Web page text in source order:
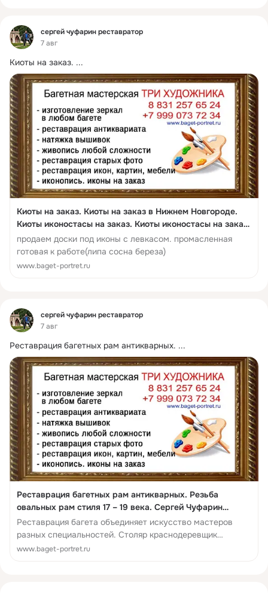
Фид
сергей чуфарин реставратор
7 авг
Киоты на заказ. ...
Киоты на заказ. Киоты на заказ в Нижнем Новгороде.
Киоты иконостасы на заказ. Киоты иконостасы на заказ
в Нижнем Новгороде. Домашние иконостасы киоты на
заказ. Домашние иконостасы киоты на заказ в Нижнем
Новгороде. Доски для икон. Доски для икон в Нижнем ...
продаем доски под иконы с левкасом. промасленная
готовая к работе(липа сосна береза)
www.baget-portret.ru
Фид
сергей чуфарин реставратор
7 авг
Реставрация багетных рам антикварных. ...
Реставрация багетных рам антикварных. Резьба
овальных рам стиля 17 – 19 века. Сергей Чуфарин
художник реставратор - Реставрация багетных рам
антикварных
Реставрация багета объединяет искусство мастеров
разных специальностей. Столяр краснодеревщик
подготовит деревянную раму, скульп...
www.baget-portret.ru